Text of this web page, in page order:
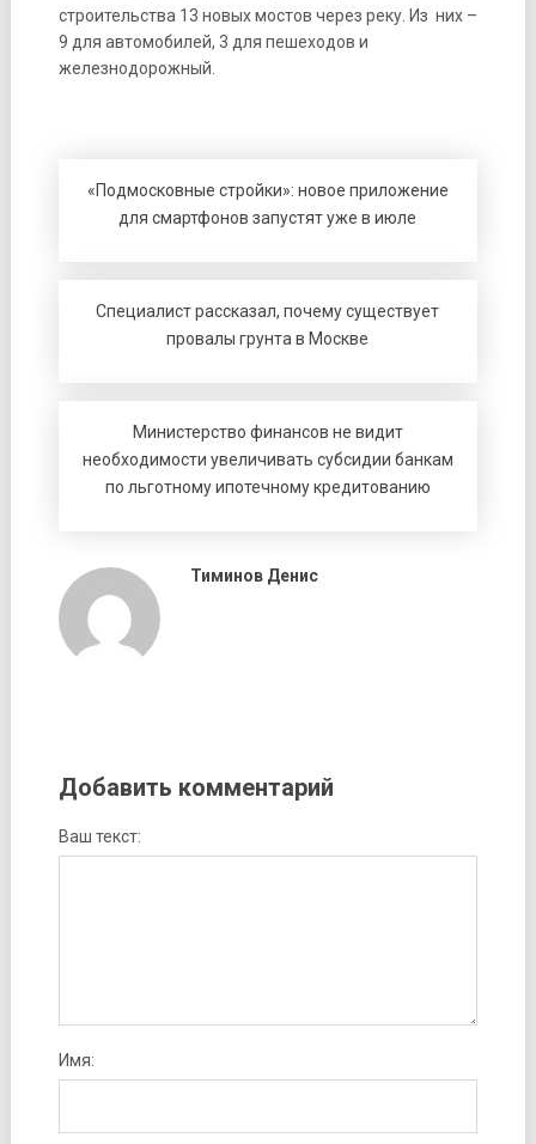
строительства 13 новых мостов через реку. Из них –
9 для автомобилей, 3 для пешеходов и
железнодорожный.
«Подмосковные стройки»: новое приложение
для смартфонов запустят уже в июле
Специалист рассказал, почему существует
провалы грунта в Москве
Министерство финансов не видит
необходимости увеличивать субсидии банкам
по льготному ипотечному кредитованию
Тиминов Денис
Добавить комментарий
Ваш текст:
Имя: